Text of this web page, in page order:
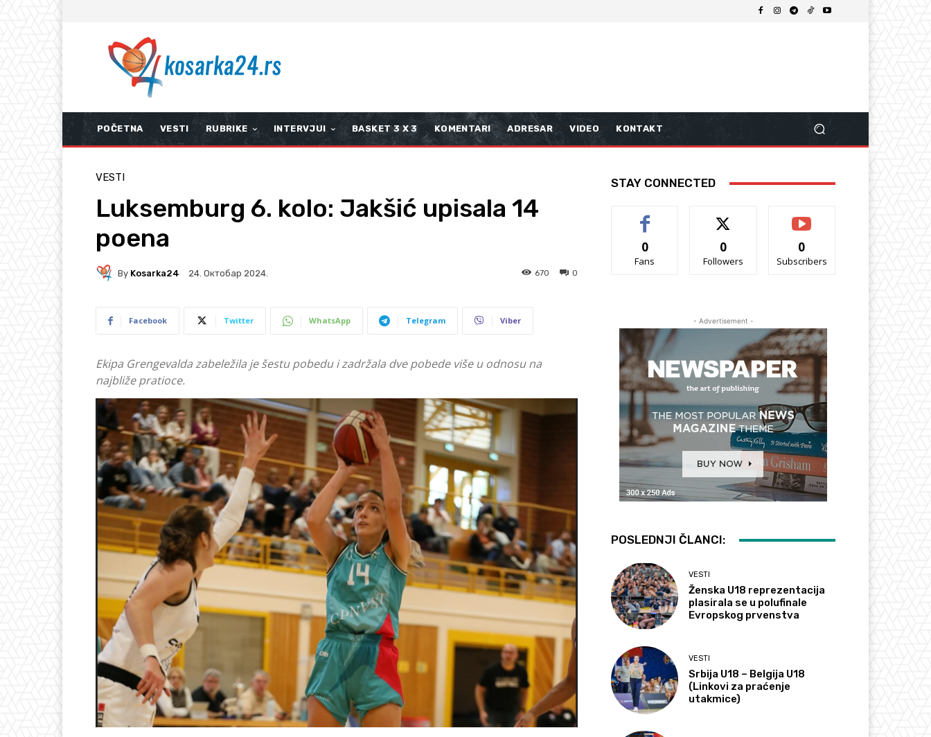
POČETNA VESTI RUBRIKE INTERVJUI BASKET 3 X 3 KOMENTARI ADRESAR VIDEO KONTAKT
VESTI
Luksemburg 6. kolo: Jakšić upisala 14
poena
By Kosarka24 24. Октобар 2024. 0
670
Facebook Twitter WhatsApp Telegram Viber
Ekipa Grengevalda zabeležila je šestu pobedu i zadržala dve pobede više u odnosu na
najbliže pratioce.
STAY CONNECTED
0
Fans
0
Followers
0
Subscribers
- Advertisement -
POSLEDNJI ČLANCI:
VESTI
Ženska U18 reprezentacija
plasirala se u polufinale
Evropskog prvenstva
VESTI
Srbija U18 – Belgija U18
(Linkovi za praćenje
utakmice)